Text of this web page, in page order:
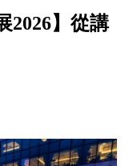
2026】從講